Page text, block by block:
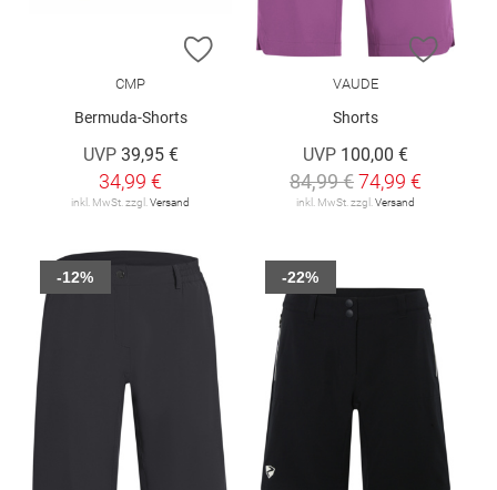
ZUR WUNSCHLISTE HINZUFÜGEN
CMP
Bermuda-Shorts
UVP 39,95 €
34,99 €
inkl. MwSt. zzgl. Versand
ZUR
VAUDE
Shorts
UVP 100,00 €
84,99 €74,99 €
inkl. MwSt. zzgl. Versand
-12% -22%